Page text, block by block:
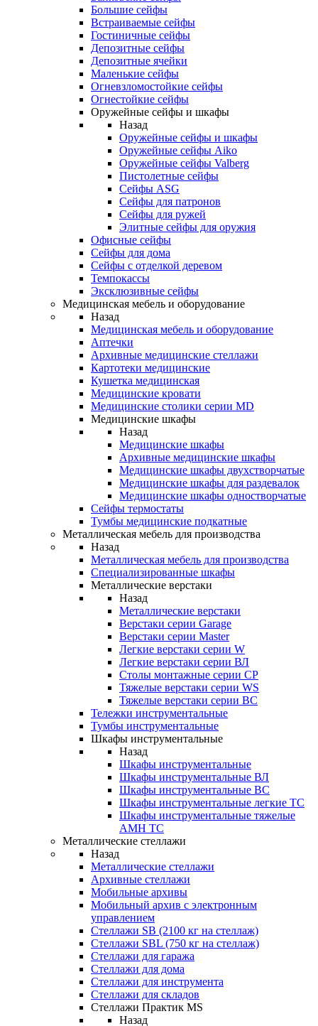
Большие сейфы
Встраиваемые сейфы
Гостиничные сейфы
Депозитные сейфы
Депозитные ячейки
Маленькие сейфы
Огневзломостойкие сейфы
Огнестойкие сейфы
Оружейные сейфы и шкафы
Назад
Оружейные сейфы и шкафы
Оружейные сейфы Aiko
Оружейные сейфы Valberg
Пистолетные сейфы
Сейфы ASG
Сейфы для патронов
Сейфы для ружей
Элитные сейфы для оружия
Офисные сейфы
Сейфы для дома
Сейфы с отделкой деревом
Темпокассы
Эксклюзивные сейфы
Медицинская мебель и оборудование
Назад
Медицинская мебель и оборудование
Аптечки
Архивные медицинские стеллажи
Картотеки медицинские
Кушетка медицинская
Медицинские кровати
Медицинские столики серии MD
Медицинские шкафы
Назад
Медицинские шкафы
Архивные медицинские шкафы
Медицинские шкафы двухстворчатые
Медицинские шкафы для раздевалок
Медицинские шкафы одностворчатые
Сейфы термостаты
Тумбы медицинские подкатные
Металлическая мебель для производства
Назад
Металлическая мебель для производства
Cпециализированные шкафы
Металлические верстаки
Назад
Металлические верстаки
Верстаки серии Garage
Верстаки серии Master
Легкие верстаки серии W
Легкие верстаки серии ВЛ
Столы монтажные серии СР
Тяжелые верстаки серии WS
Тяжелые верстаки серии ВС
Тележки инструментальные
Тумбы инструментальные
Шкафы инструментальные
Назад
Шкафы инструментальные
Шкафы инструментальные ВЛ
Шкафы инструментальные ВС
Шкафы инструментальные легкие ТС
Шкафы инструментальные тяжелые
AMH TC
Металлические стеллажи
Назад
Металлические стеллажи
Архивные стеллажи
Мобильные архивы
Мобильный архив с электронным
управлением
Стеллажи SB (2100 кг на стеллаж)
Стеллажи SBL (750 кг на стеллаж)
Стеллажи для гаража
Стеллажи для дома
Стеллажи для инструмента
Стеллажи для складов
Стеллажи Практик MS
Назад